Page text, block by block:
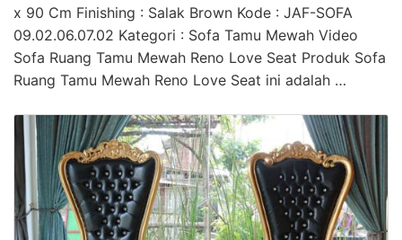
x 90 Cm Finishing : Salak Brown Kode : JAF-SOFA
09.02.06.07.02 Kategori : Sofa Tamu Mewah Video
Sofa Ruang Tamu Mewah Reno Love Seat Produk Sofa
Ruang Tamu Mewah Reno Love Seat ini adalah …